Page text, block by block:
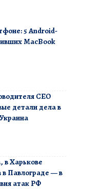
5 Android-
MacBook
CEO
детали дела в
в Харькове
в Павлограде — в
атак РФ